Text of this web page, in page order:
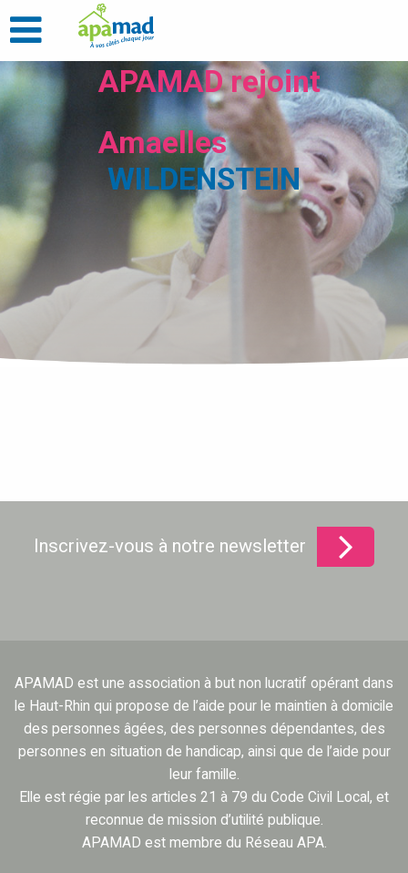
APAMAD rejoint
Amaelles
WILDENSTEIN
Inscrivez-vous à notre newsletter
APAMAD est une association à but non lucratif opérant dans
le Haut-Rhin qui propose de l’aide pour le maintien à domicile
des personnes âgées, des personnes dépendantes, des
personnes en situation de handicap, ainsi que de l’aide pour
leur famille.
Elle est régie par les articles 21 à 79 du Code Civil Local, et
reconnue de mission d’utilité publique.
APAMAD est membre du Réseau APA.